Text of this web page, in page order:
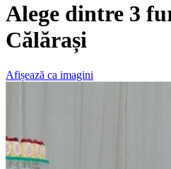
Alege dintre 3
Călărași
Afișează ca imagini